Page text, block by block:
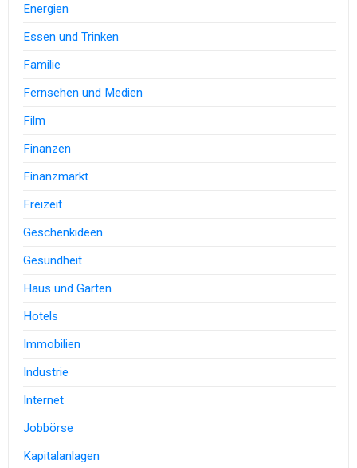
Energien
Essen und Trinken
Familie
Fernsehen und Medien
Film
Finanzen
Finanzmarkt
Freizeit
Geschenkideen
Gesundheit
Haus und Garten
Hotels
Immobilien
Industrie
Internet
Jobbörse
Kapitalanlagen